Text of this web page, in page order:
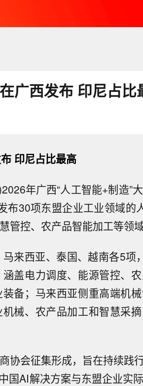
广西发布 印尼占比
印尼占比最高
年广西“人工智能+制造”
布30项东盟企业工业领域的
管控、农产品智能加工等领域
来西亚、泰国、越南各5项
盖电力调度、能源管控、
备；马来西亚侧重高端机
械、农产品加工和智慧采
协会征集形成，旨在持续践
国AI解决方案与东盟企业实